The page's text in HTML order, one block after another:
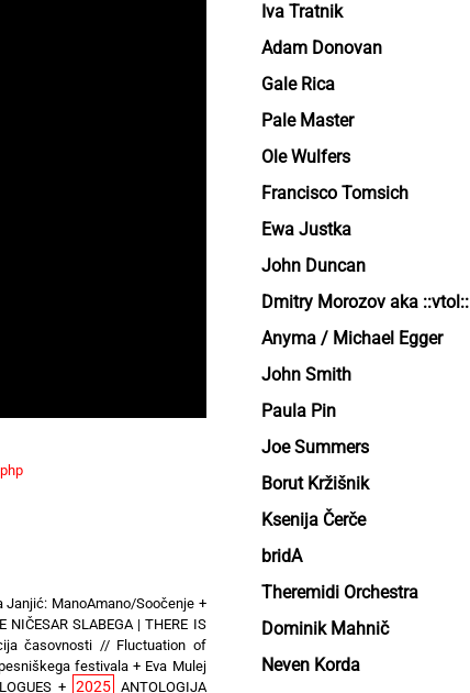
Iva Tratnik
Adam Donovan
Gale Rica
Pale Master
Ole Wulfers
Francisco Tomsich
Ewa Justka
John Duncan
Dmitry Morozov aka ::vtol::
Anyma / Michael Egger
John Smith
Paula Pin
Joe Summers
Borut Kržišnik
Ksenija Čerče
bridA
Theremidi Orchestra
Dominik Mahnič
Neven Korda
Janjić: ManoAmano/Soočenje+
NIČESAR SLABEGA | THERE IS
časovnosti // Fluctuation of
festivala+ Eva Mulej
+ 2025 ANTOLOGIJA